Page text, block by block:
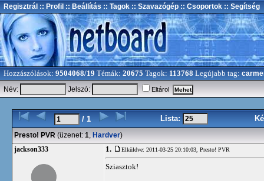
Regisztrál :: Profil :: Beállítás :: Tagok :: Szavazógép :: Csoportok :: Segítség
Hozzászólások: 9504068/19 Témák: 20675 Tagok: 113768 Legújabb tag:
Név:
Jelszó: Eltárol
/ 1 Lista:
Presto! PVR (üzenet: 1, Hardver)
jackson333 1. Elküldve: 2011-03-25 20:10:03, Presto! PVR
Sziasztok!